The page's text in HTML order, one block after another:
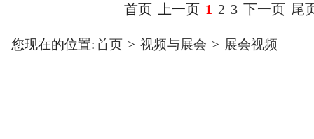
首页 上一页 1 2 3 下一页 尾
您现在的位置:首页 > 视频与展会 > 展会视频